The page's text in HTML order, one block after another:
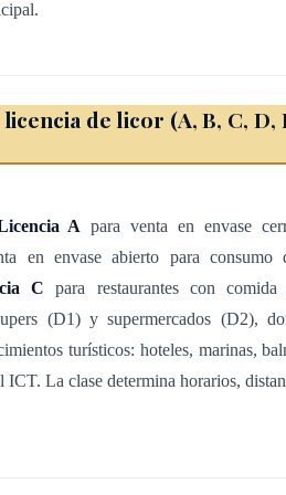
LICENCIAS
con contenido alcohólico
otorguen las municipalidades para la
"licencia de expendio de bebidas con
canjear, arrendar, transferir,
para utilizarla en el
o de dueño y, en el caso de las
de licor (A, B, C, D,
A para venta en envase
en envase abierto para consumo
C para restaurantes con
(D1) y supermercados (D2),
turísticos: hoteles, marinas,
ICT. La clase determina horarios,